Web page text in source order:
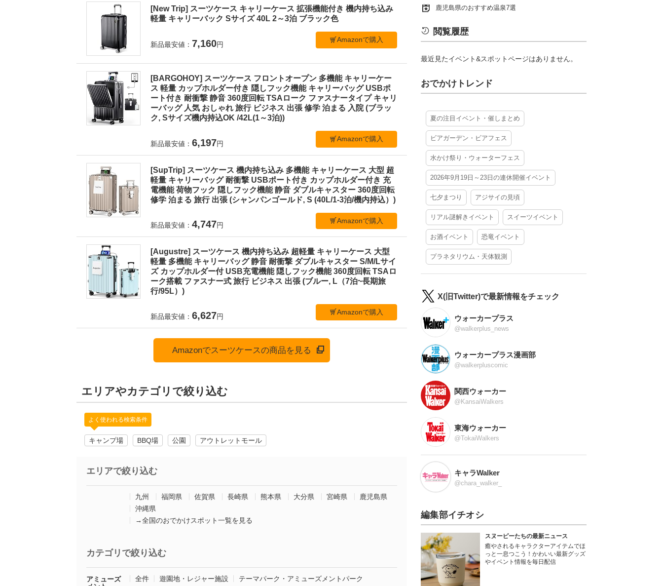
[New Trip] スーツケース キャリーケース 拡張機能付き 機内持ち込み
軽量 キャリーバック Sサイズ 40L 2～3泊 ブラック色
新品最安値： 7,160円
Amazonで購入
[BARGOHOY] スーツケース フロントオープン 多機能 キャリーケー
ス 軽量 カップホルダー付き 隠しフック機能 キャリーバッグ USBポ
ート付き 耐衝撃 静音 360度回転 TSAローク ファスナータイプ キャリ
ーバッグ 人気 おしゃれ 旅行 ビジネス 出張 修学 泊まる 入院 (ブラッ
ク, Sサイズ機内持込OK /42L(1～3泊))
新品最安値： 6,197円
Amazonで購入
[SupTrip] スーツケース 機内持ち込み 多機能 キャリーケース 大型 超
軽量 キャリーバッグ 耐衝撃 USBポート付き カップホルダー付き 充
電機能 荷物フック 隠しフック機能 静音 ダブルキャスター 360度回転
修学 泊まる 旅行 出張 (シャンパンゴールド, S (40L/1-3泊/機内持込）)
新品最安値： 4,747円
Amazonで購入
[Augustre] スーツケース 機内持ち込み 超軽量 キャリーケース 大型
軽量 多機能 キャリーバッグ 静音 耐衝撃 ダブルキャスター S/M/Lサイ
ズ カップホルダー付 USB充電機能 隠しフック機能 360度回転 TSAロ
ーク搭載 ファスナー式 旅行 ビジネス 出張 (ブルー, L（7泊~長期旅
行/95L）)
新品最安値： 6,627円
Amazonで購入
Amazonでスーツケースの商品を見る
エリアやカテゴリで絞り込む
よく使われる検索条件
キャンプ場 BBQ場 公園 アウトレットモール
エリアで絞り込む
九州 福岡県 佐賀県 長崎県 熊本県 大分県 宮崎県
鹿児島県
沖縄県
→全国のおでかけスポット一覧を見る
カテゴリで絞り込む
アミューズ
全件 遊園地・レジャー施設
テーマパーク・アミューズメントパーク
鹿児島県のおすすめ温泉7選
閲覧履歴
最近見たイベント&スポットページはありません。
おでかけトレンド
夏の注目イベント・催しまとめ
ビアガーデン・ビアフェス
水かけ祭り・ウォーターフェス
2026年9月19日～23日の連休開催イベント
七夕まつり アジサイの見頃
リアル謎解きイベント スイーツイベント
お酒イベント 恐竜イベント
プラネタリウム・天体観測
X(旧Twitter)で最新情報をチェック
ウォーカープラス
@walkerplus_news
ウォーカープラス漫画部
@walkerpluscomic
関西ウォーカー
@KansaiWalkers
東海ウォーカー
@TokaiWalkers
キャラWalker
@chara_walker_
編集部イチオシ
スヌーピーたちの最新ニュース
癒やされるキャラクターアイテムでほ
っと一息つこう！かわいい最新グッズ
やイベント情報を毎日配信